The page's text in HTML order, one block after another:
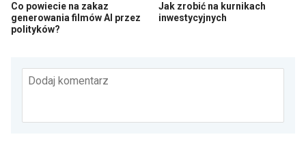
Co powiecie na zakaz
generowania filmów AI przez
polityków?
Jak zrobić na kurnikach
inwestycyjnych
Dodaj komentarz